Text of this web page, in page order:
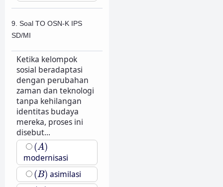
9. Soal TO OSN-K IPS
SD/MI
Ketika kelompok
sosial beradaptasi
dengan perubahan
zaman dan teknologi
tanpa kehilangan
identitas budaya
mereka, proses ini
disebut...
(A)
(A)
modernisasi
(B)
(B) asimilasi